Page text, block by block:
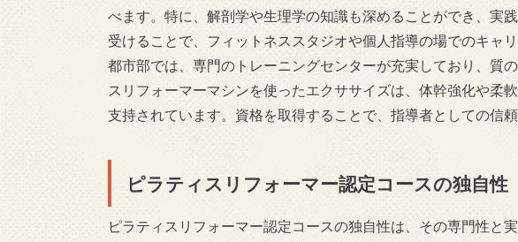
べます。特に、解剖学や生理学の知識も深めることができ、実
受けることで、フィットネススタジオや個人指導の場でのキャ
都市部では、専門のトレーニングセンターが充実しており、質
スリフォーマーマシンを使ったエクササイズは、体幹強化や柔
支持されています。資格を取得することで、指導者としての信頼
ピラティスリフォーマー認定コースの独自性
ピラティスリフォーマー認定コースの独自性は、その専門性と